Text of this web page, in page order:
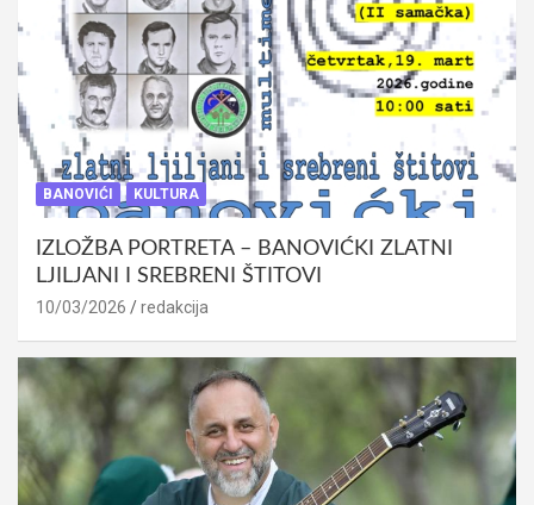
BANOVIĆI KULTURA
IZLOŽBA PORTRETA – BANOVIĆKI ZLATNI
LJILJANI I SREBRENI ŠTITOVI
10/03/2026 redakcija